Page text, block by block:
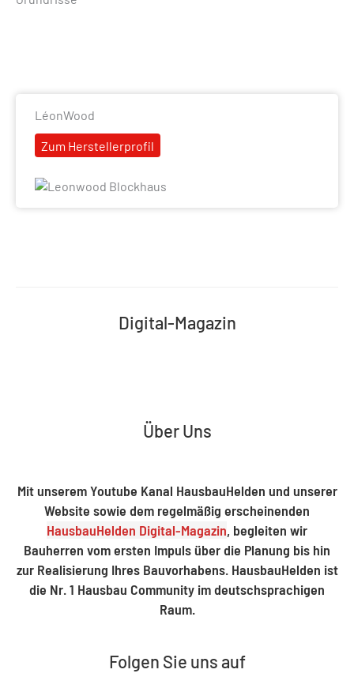
LéonWood
Zum Herstellerprofil
Digital-Magazin
Über Uns
Mit unserem Youtube Kanal HausbauHelden und unserer
Website sowie dem regelmäßig erscheinenden
HausbauHelden Digital-Magazin, begleiten wir
Bauherren vom ersten Impuls über die Planung bis hin
zur Realisierung Ihres Bauvorhabens. HausbauHelden ist
die Nr. 1 Hausbau Community im deutschsprachigen
Raum.
Folgen Sie uns auf